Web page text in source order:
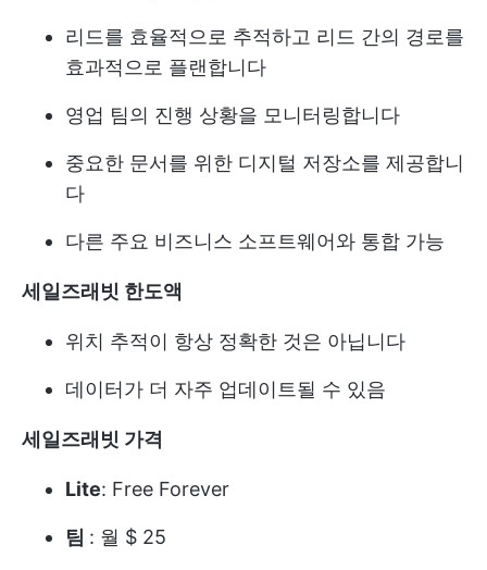
리드를 효율적으로 추적하고 리드 간의 경로를
효과적으로 플랜합니다
영업 팀의 진행 상황을 모니터링합니다
중요한 문서를 위한 디지털 저장소를 제공합니
다
다른 주요 비즈니스 소프트웨어와 통합 가능
세일즈래빗 한도액
위치 추적이 항상 정확한 것은 아닙니다
데이터가 더 자주 업데이트될 수 있음
세일즈래빗 가격
Lite: Free Forever
팀 : 월 $ 25